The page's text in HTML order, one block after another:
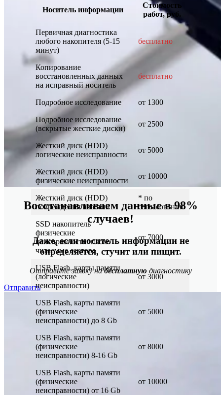
Восстанавливаем данные в 98%
случаев!
Даже, если носитель информации не
определяется, стучит или пищит.
Отправьте заявку набесплатную диагностику
Отправить
Носитель информации
Стоимость
работ, руб.
Первичная диагностика
любого накопителя (5-15
минут)
бесплатно
Копирование
восстановленных данных
на исправный носитель
бесплатно
Подробное исследование от 1300
Подробное исследование
(вскрытые жесткие диски)
от 2500
Жесткий диск (HDD)
логические неисправности
от 5000
Жесткий диск (HDD)
физические неисправности
от 10000
Жесткий диск (HDD)
повреждения пластин
* по
согласованию
SSD накопитель
физические
неисправности/ плохо
читаемые сектора
от 7000
USB Flash, карты памяти
(логические
неисправности)
от 3000
USB Flash, карты памяти
(физические
неисправности) до 8 Gb
от 5000
USB Flash, карты памяти
(физические
неисправности) 8-16 Gb
от 8000
USB Flash, карты памяти
(физические
неисправности) от 16 Gb
от 10000